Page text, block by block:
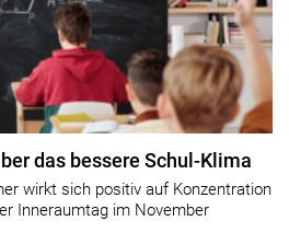
das bessere Schul-Klima
wirkt sich positiv auf Konzentration
Inneraumtag im November